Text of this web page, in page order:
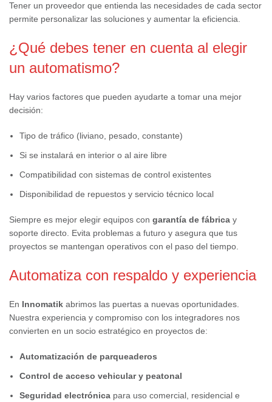
Tener un proveedor que entienda las necesidades de cada sector
permite personalizar las soluciones y aumentar la eficiencia.
¿Qué debes tener en cuenta al elegir
un automatismo?
Hay varios factores que pueden ayudarte a tomar una mejor
decisión:
Tipo de tráfico (liviano, pesado, constante)
Si se instalará en interior o al aire libre
Compatibilidad con sistemas de control existentes
Disponibilidad de repuestos y servicio técnico local
Siempre es mejor elegir equipos con garantía de fábrica y
soporte directo. Evita problemas a futuro y asegura que tus
proyectos se mantengan operativos con el paso del tiempo.
Automatiza con respaldo y experiencia
En Innomatik abrimos las puertas a nuevas oportunidades.
Nuestra experiencia y compromiso con los integradores nos
convierten en un socio estratégico en proyectos de:
Automatización de parqueaderos
Control de acceso vehicular y peatonal
Seguridad electrónica para uso comercial, residencial e